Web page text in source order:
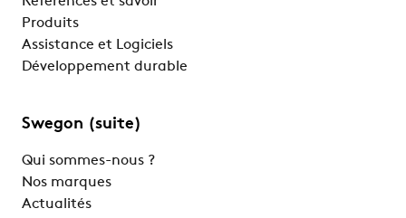
Produits
Assistance et Logiciels
Développement durable
Swegon (suite)
Qui sommes-nous ?
Nos marques
Actualités